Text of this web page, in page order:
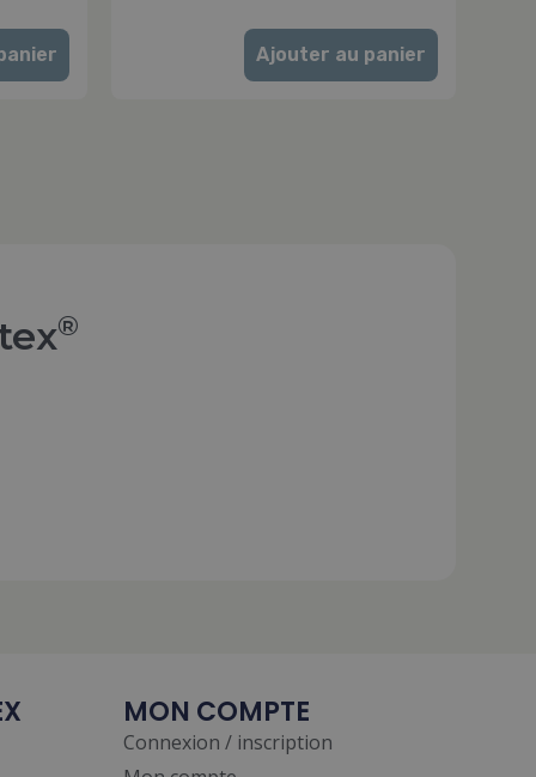
Ajouter au panier
®
MON COMPTE
Connexion / inscription